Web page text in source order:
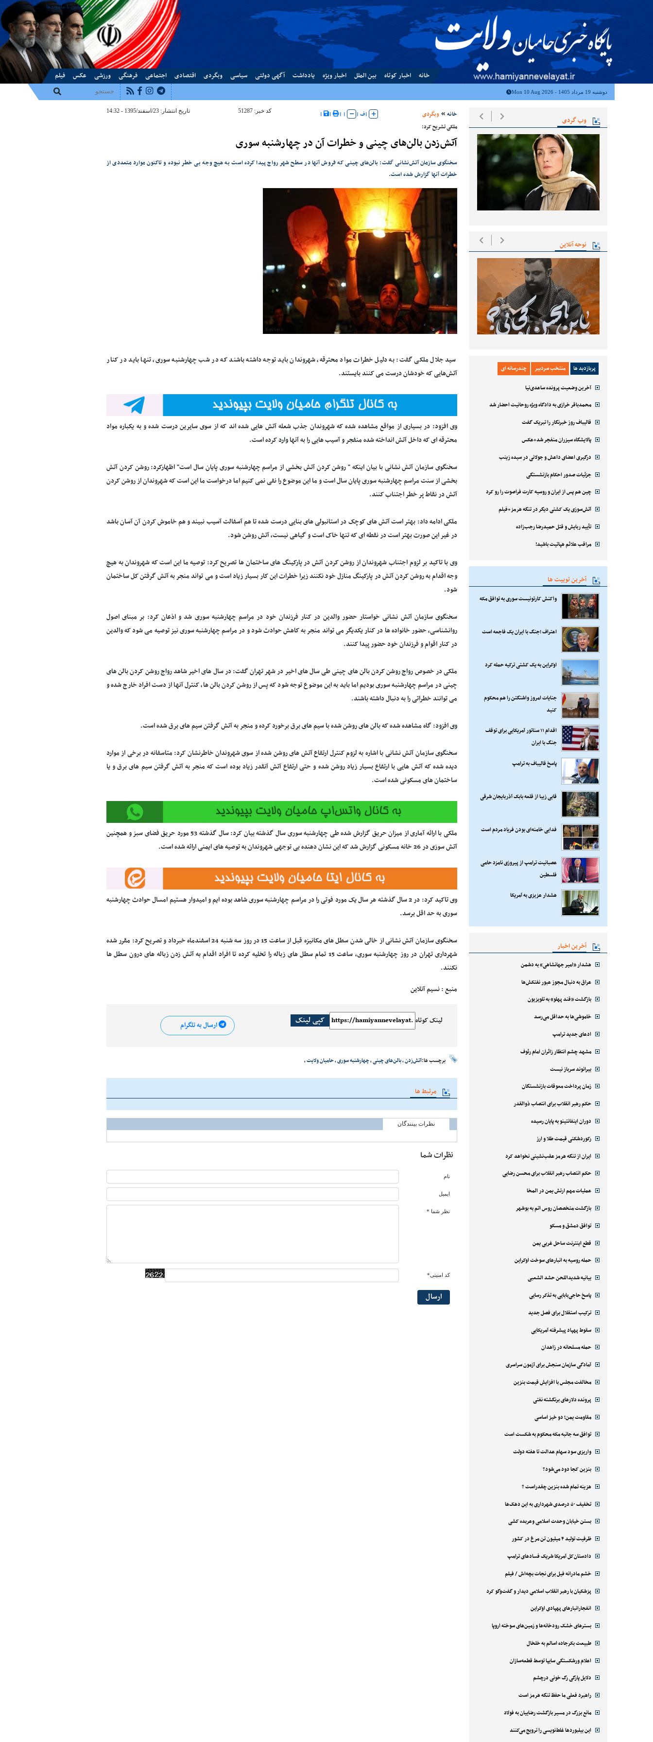
درباره ماتماس با ماپیوندها
خانه اخبار کوتاه بین الملل اخبار ویژه یادداشت آگهی دولتی سیاسی وبگردی اقتصادی اجتماعی فرهنگی ورزشی عکس فیلم
دوشنبه 19 مرداد 1405 - Mon 10 Aug 2026
وب گردی
نوحه آنلاین
پربازدید ها منتخب سردبیر چندرسانه ای
آخرین وضعیت پرونده ساعدی‌نیا
محمدباقر خرازی به دادگاه ویژه روحانیت احضار شد
قالیباف روز خبرنگار را تبریک گفت
پالایشگاه سیزران منفجر شد+عکس
درگیری اعضای داعش و جولانی در سیده زینب
جزئیات صدور احکام بازنشستگی
چین هم پس از ایران و روسیه کارت فراصوت را رو کرد
آتش‌سوزی یک کشتی دیگر در تنگه هرمز+فیلم
تأیید ربایش و قتل حمیدرضا رجب‌زاده
مراقب علائم هپاتیت باشید!
آخرین توییت ها
واکنش کارتونیست سوری به توافق مکه
اعتراف ؛جنگ با ایران یک فاجعه است
اوکراین به یک کشتی ترکیه حمله کرد
جنایات امروز واشنگتن را هم محکوم
کنید
اقدام ۱۱ سناتور آمریکایی برای توقف
جنگ با ایران
پاسخ قالیباف به ترامپ
قابی زیبا از قلعه بابک آذربایجان شرقی
فدایی خامنه‌ای بودن فریاد مردم است
عصبانیت ترامپ از پیروزی نامزد حامی
فلسطین
هشدار عزیزی به آمریکا
آخرین اخبار
هشدار «امیر جهانشاهی» به دشمن
عراق به دنبال مجوز عبور نفتکش‌ها
بازگشت «قند پهلو» به تلویزیون
خاموشی‌ها به حداقل می‌رسد
ادعای جدید ترامپ
مشهد چشم انتظار زائران امام رئوف
بیرانوند سرباز نیست
زمان پرداخت معوقات بازنشستگان
حکم رهبر انقلاب برای انتصاب ذوالقدر
دوران اینفانتینو به پایان رسیده
رکوردشکنی قیمت طلا و ارز
ایران از تنگه هرمز عقب‌نشینی نخواهد کرد
حکم انتصاب رهبر انقلاب برای محسن رضایی
عملیات مهم ارتش یمن در المخا
بازگشت متخصصان روس اتم به بوشهر
توافق دمشق و مسکو
قطع اینترنت ساحل غربی یمن
حمله روسیه به انبارهای سوخت اوکراین
بیانیه شدیداللحن حشد الشعبی
پاسخ حاجی‌بابایی به تذکر رسایی
ترکیب استقلال برای فصل جدید
سقوط پهپاد پیشرفته آمریکایی
حمله مسلحانه در زاهدان
آمادگی سازمان سنجش برای آزمون سراسری
مخالفت مجلس با افزایش قیمت بنزین
پرونده دلارهای برنگشته نفتی
مقاومت یمن؛ دو خیز اساسی
توافق سه جانبه مکه محکوم به شکست است
واریزی سود سهام عدالت تا هفته دولت
بنزین کجا دود می‌شود؟
هزینه تمام شده بنزین چقدراست ؟
تخفیف ۵۰ درصدی شهرداری به این دهک‌ها
بستن خیابان وحدت اسلامی وعربده کشی
ظرفیت تولید ۴ میلیون تن مرغ در کشور
دادستان‌کل آمریکا شریک فسادهای ترامپ
خشم مادرانه فیل برای نجات بچه‌اش / فیلم
پزشکیان با رهبر انقلاب اسلامی دیدار و گفت‌وگو کرد
انفجارانبارهای پهپادی اوکراین
بسترهای خشک رودخانه‌ها و زمین‌های سوخته اروپا
طبیعت بکرجاده اسالم به خلخال
اعلام ورشکستگی سایپا توسط قطعه‌سازان
دلایل پارگی رگ خونی درچشم
راهبرد فعلی ما حفظ تنگه هرمز است
مانع بزرگ در مسیر بازگشت رضاییان به فولاد
این بیلبوردها غلط‌نویسی را ترویج می‌کنند
خانه وبگردی |ف |
|
|
|
| کد خبر: 51287 تاریخ انتشار: 23/اسفند/1395 - 14:32
ملکی تشریح کرد:
آتش‌زدن بالن‌های چینی و خطرات آن در چهارشنبه سوری
سخنگوی سازمان آتش‌نشانی گفت: بالن‌های چینی که فروش آنها در سطح شهر رواج پیدا کرده است به هیچ وجه بی خطر نبوده و تاکنون موارد متعددی از
خطرات آنها گزارش شده است.
سید جلال ملکی گفت: به دلیل خطرات مواد محترقه، شهروندان باید توجه داشته باشند که در شب چهارشنبه سوری، تنها باید در کنار
آتش‌هایی که خودشان درست می کنند بایستند.
وی افزود: در بسیاری از مواقع مشاهده شده که شهروندان جذب شعله آتش هایی شده اند که از سوی سایرین درست شده و به یکباره مواد
محترقه ای که داخل آتش انداخته شده منفجر و آسیب هایی را به آنها وارد کرده است.
سخنگوی سازمان آتش نشانی با بیان اینکه " روشن کردن آتش بخشی از مراسم چهارشنبه سوری پایان سال است" اظهارکرد: روشن کردن آتش
بخشی از سنت مراسم چهارشنبه سوری پایان سال است و ما این موضوع را نفی نمی کنیم اما درخواست ما این است که شهروندان از روشن کردن
آتش در نقاط پر خطر اجتناب کنند.
ملکی ادامه داد: بهتر است آتش های کوچک در استانبولی های بنایی درست شده تا هم آسفالت آسیب نبیند و هم خاموش کردن آن آسان باشد
در غیر این صورت بهتر است در نقطه ای که تنها خاک است و گیاهی نیست، آتش روشن شود.
وی با تاکید بر لزوم اجتناب شهروندان از روشن کردن آتش در پارکینگ های ساختمان ها تصریح کرد: توصیه ما این است که شهروندان به هیچ
وجه اقدام به روشن کردن آتش در پارکینگ منازل خود نکنند زیرا خطرات این کار بسیار زیاد است و می تواند منجر به آتش گرفتن کل ساختمان
شود.
سخنگوی سازمان آتش نشانی خواستار حضور والدین در کنار فرزندان خود در مراسم چهارشنبه سوری شد و اذعان کرد: بر مبنای اصول
روانشناسی، حضور خانواده ها در کنار یکدیگر می تواند منجر به کاهش حوادث شود و در مراسم چهارشنبه سوری نیز توصیه می شود که والدین
در کنار اقوام و فرزندان خود حضور پیدا کنند.
ملکی در خصوص رواج روشن کردن بالن های چینی طی سال های اخیر در شهر تهران گفت: در سال های اخیر شاهد رواج روشن کردن بالن های
چینی در مراسم چهارشنبه سوری بودیم اما باید به این موضوع توجه شود که پس از روشن کردن بالن ها، کنترل آنها از دست افراد خارج شده و
می توانند خطراتی را به دنبال داشته باشند.
وی افزود: گاه مشاهده شده که بالن های روشن شده با سیم های برق برخورد کرده و منجر به آتش گرفتن سیم های برق شده است.
سخنگوی سازمان آتش نشانی با اشاره به لزوم کنترل ارتفاع آتش های روشن شده از سوی شهروندان خاطرنشان کرد: متاسفانه در برخی از موارد
دیده شده که آتش هایی با ارتفاع بسیار زیاد روشن شده و حتی ارتفاع آتش آنقدر زیاد بوده است که منجر به آتش گرفتن سیم های برق و یا
ساختمان های مسکونی شده است.
ملکی با ارائه آماری از میزان حریق گزارش شده طی چهارشنبه سوری سال گذشته بیان کرد: سال گذشته 53 مورد حریق فضای سبز و همچنین
آتش سوزی در 26 خانه مسکونی گزارش شد که این نشان دهنده بی توجهی شهروندان به توصیه های ایمنی ارائه شده است.
وی تاکید کرد: در 2 سال گذشته هر سال یک مورد فوتی را در مراسم چهارشنبه سوری شاهد بوده ایم و امیدوار هستیم امسال حوادث چهارشنبه
سوری به حد اقل برسد.
سخنگوی سازمان آتش نشانی از خالی شدن سطل های مکانیزه قبل از ساعت 15 در روز سه شنبه 24 اسفندماه خبرداد و تصریح کرد: مقرر شده
شهرداری تهران در روز چهارشنبه سوری، ساعت 15 تمام سطل های زباله را تخلیه کرده تا افراد اقدام به آتش زدن زباله های درون سطل ها
نکنند.
منبع : نسیم آنلاین
لینک کوتاه کپی لینک ارسال به تلگرام
برچسب ها:آتش‌زدن،بالن‌های چینی،چهارشنبه سوری،حامیان ولایت،
مرتبط ها
نظرات بینندگان
نظرات شما
نام
ایمیل
نظر شما *
کد امنیتی*
ارسال